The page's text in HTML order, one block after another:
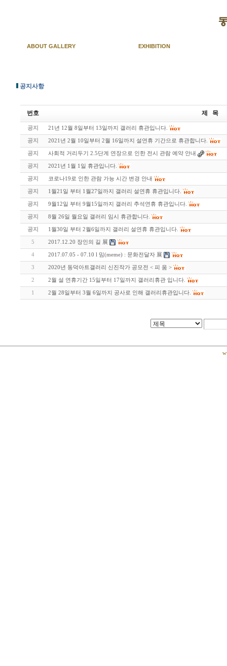
ABOUT GALLERY EXHIBITION
공지사항
번호 제 목
공지 21년 12월 8일부터 13일까지 갤러리 휴관입니다.
공지 2021년 2월 10일부터 2월 16일까지 설연휴 기간으로 휴관합니다.
공지 사회적 거리두기 2.5단계 연장으로 인한 전시 관람 예약 안내
공지 2021년 1월 1일 휴관입니다.
공지 코로나19로 인한 관람 가능 시간 변경 안내
공지 1월21일 부터 1월27일까지 갤러리 설연휴 휴관입니다.
공지 9월12일 부터 9월15일까지 갤러리 추석연휴 휴관입니다.
공지 8월 26일 월요일 갤러리 임시 휴관합니다.
공지 1월30일 부터 2월6일까지 갤러리 설연휴 휴관입니다.
5 2017.12.20 장인의 길 展
4 2017.07.05 - 07.10 l 밈(meme) : 문화전달자 展
3 2020년 동덕아트갤러리 신진작가 공모전 < 피 움 >
2 2월 설 연휴기간 15일부터 17일까지 갤러리휴관 입니다.
1 2월 28일부터 3월 6일까지 공사로 인해 갤러리휴관입니다.